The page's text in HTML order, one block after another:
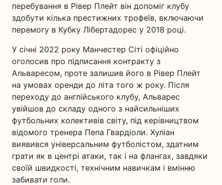
перебування в Рівер Плейт він допоміг клубу
здобути кілька престижних трофеїв, включаючи
перемогу в Кубку Лібертадорес у 2018 році.
У січні 2022 року Манчестер Сіті офіційно
оголосив про підписання контракту з
Альваресом, проте залишив його в Рівер Плейт
на умовах оренди до літа того ж року. Після
переходу до англійського клубу, Альварес
увійшов до складу одного з найсильніших
футбольних колективів світу, під керівництвом
відомого тренера Пепа Гвардіоли. Хуліан
виявився універсальним футболістом, здатним
грати як в центрі атаки, так і на флангах, завдяки
своїй швидкості, технічним навичкам і вмінню
забивати голи.